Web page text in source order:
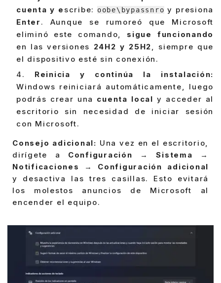
cuenta y e scribe: oobe\bypassnro y presiona
Enter . Aunque se rumoreó que Microsoft
eliminó este comando, sigue funcionando
en las versiones 24H2 y 25H2, siempre que
el dispositivo esté sin conexión.
Reinicia y continúa la instalación:
Windows reiniciará automáticamente, luego
podrás crear una cuenta local y acceder al
escritorio sin necesidad de iniciar sesión
con Microsoft.
Consejo adicional: Una vez en el escritorio,
dirígete a Configuración → Sistema →
Notificaciones → Configuración adicional
y desactiva las tres casillas. Esto evitará
los molestos anuncios de Microsoft al
encender el equipo.